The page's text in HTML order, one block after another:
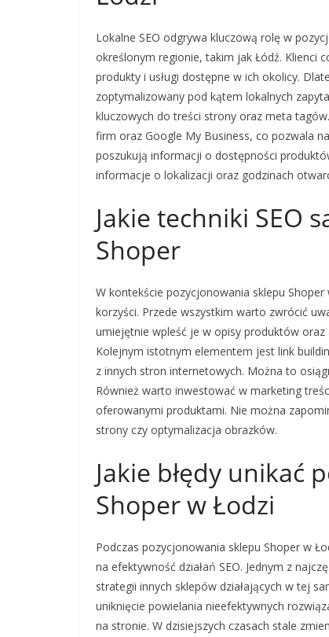
Lokalne SEO odgrywa kluczową rolę w
określonym regionie, takim jak Łódź. Klienci
produkty i usługi dostępne w ich okolicy.
zoptymalizowany pod kątem lokalnych
kluczowych do treści strony oraz meta
firm oraz Google My Business, co pozwala
poszukują informacji o dostępności
informacje o lokalizacji oraz godzinach
Jakie techniki SEO
Shoper
W kontekście pozycjonowania sklepu
korzyści. Przede wszystkim warto zwrócić
umiejętnie wpleść je w opisy produktów
Kolejnym istotnym elementem jest link
z innych stron internetowych. Można to
Również warto inwestować w marketing
oferowanymi produktami. Nie można
strony czy optymalizacja obrazków.
Jakie błędy unikać
Shoper w Łodzi
Podczas pozycjonowania sklepu Shoper w
na efektywność działań SEO. Jednym z
strategii innych sklepów działających w tej
uniknięcie powielania nieefektywnych
na stronie. W dzisiejszych czasach stale